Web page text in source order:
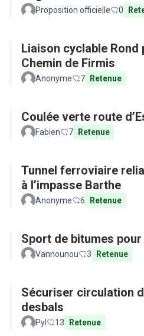
Proposition officielle 0
Liaison cyclable Rond
Chemin de Firmis
Anonyme 7 Retenue
Coulée verte route
Fabien 7 Retenue
Tunnel ferroviaire
à l’impasse Barthe
Anonyme 6 Retenue
Sport de bitumes
Vannounou 3 Retenue
Sécuriser circulation
desbals
Pyl 13 Retenue